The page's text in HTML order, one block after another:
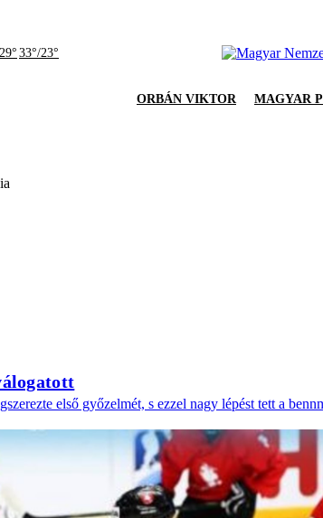
29° 33°/23°
ORBÁN VIKTOR MAGYAR
első győzelmét, s ezzel nagy lépést tett a